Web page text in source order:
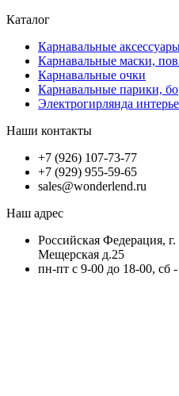
Каталог
Карнавальные
Карнавальные маски,
Карнавальные очки
Карнавальные парики,
Электрогирлянда
Наши контакты
+7 (926) 107-73-77
+7 (929) 955-59-65
sales@wonderlend.ru
Наш адрес
Российская Федерация,
Мещерская д.25
пн-пт с 9-00 до 18-00, сб